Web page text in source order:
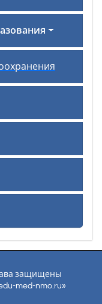
защищены
med-nmo.ru»